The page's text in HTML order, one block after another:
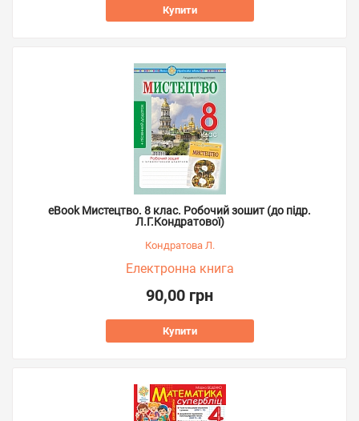
Купити
eBook Мистецтво. 8 клас. Робочий зошит (до підр.
Л.Г.Кондратової)
Кондратова Л.
Електронна книга
90,00 грн
Купити